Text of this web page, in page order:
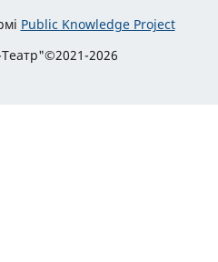
Public Knowledge Project
2026